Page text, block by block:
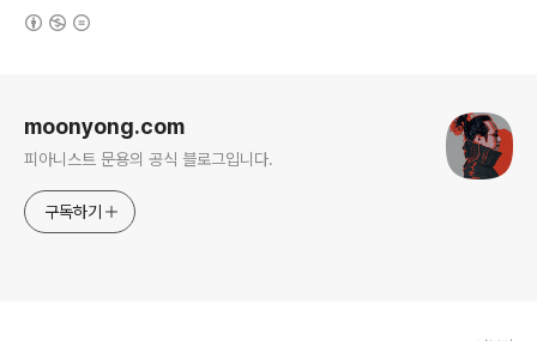
moonyong.com
피아니스트 문용의 공식 블로그입니다.
구독하기